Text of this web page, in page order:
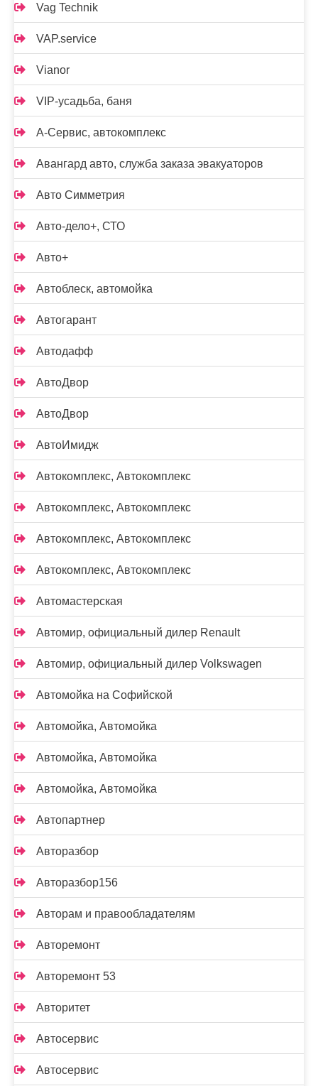
Vag Technik
VAP.service
Vianor
VIP-усадьба, баня
А-Сервис, автокомплекс
Авангард авто, служба заказа эвакуаторов
Авто Симметрия
Авто-дело+, СТО
Авто+
Автоблеск, автомойка
Автогарант
Автодафф
АвтоДвор
АвтоДвор
АвтоИмидж
Автокомплекс, Автокомплекс
Автокомплекс, Автокомплекс
Автокомплекс, Автокомплекс
Автокомплекс, Автокомплекс
Автомастерская
Автомир, официальный дилер Renault
Автомир, официальный дилер Volkswagen
Автомойка на Софийской
Автомойка, Автомойка
Автомойка, Автомойка
Автомойка, Автомойка
Автопартнер
Авторазбор
Авторазбор156
Авторам и правообладателям
Авторемонт
Авторемонт 53
Авторитет
Автосервис
Автосервис